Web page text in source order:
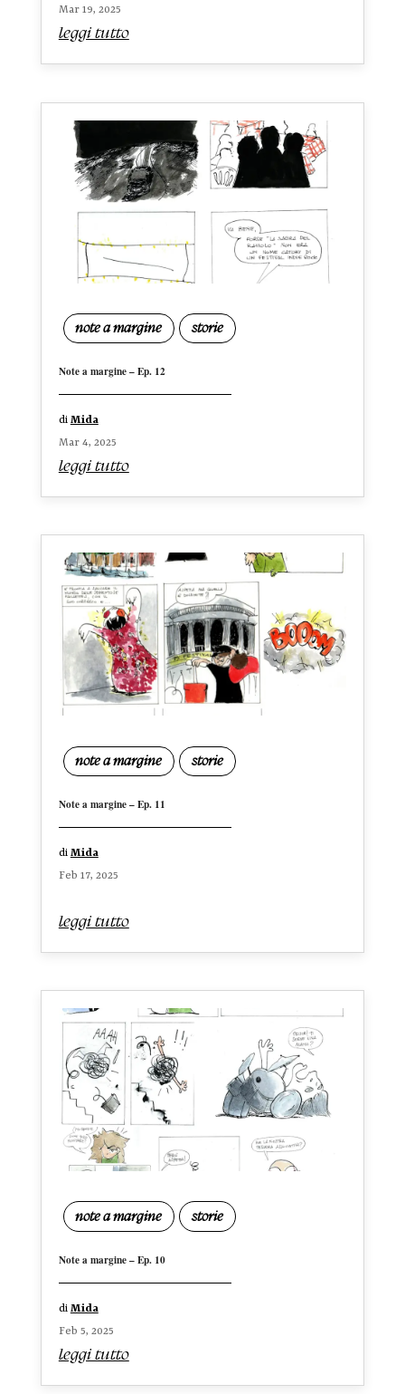
Mar 19, 2025
leggi tutto
note a margine storie
Note a margine – Ep. 12
di Mida
Mar 4, 2025
leggi tutto
note a margine storie
Note a margine – Ep. 11
di Mida
Feb 17, 2025
leggi tutto
note a margine storie
Note a margine – Ep. 10
di Mida
Feb 5, 2025
leggi tutto